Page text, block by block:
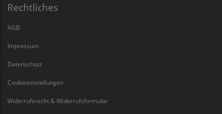
Rechtliches
AGB
Impressum
Datenschutz
Cookieeinstellungen
Widerrufsrecht & Widerrufsformular